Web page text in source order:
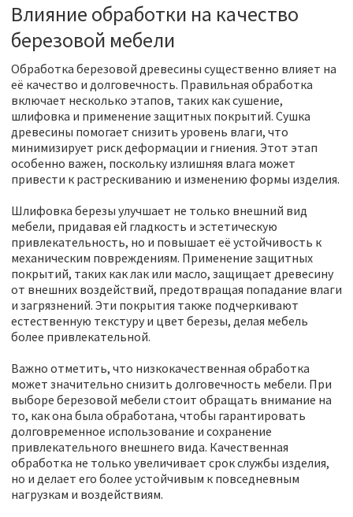
Влияние обработки на качество
березовой мебели
Обработка березовой древесины существенно влияет на
её качество и долговечность. Правильная обработка
включает несколько этапов, таких как сушение,
шлифовка и применение защитных покрытий. Сушка
древесины помогает снизить уровень влаги, что
минимизирует риск деформации и гниения. Этот этап
особенно важен, поскольку излишняя влага может
привести к растрескиванию и изменению формы изделия.
Шлифовка березы улучшает не только внешний вид
мебели, придавая ей гладкость и эстетическую
привлекательность, но и повышает её устойчивость к
механическим повреждениям. Применение защитных
покрытий, таких как лак или масло, защищает древесину
от внешних воздействий, предотвращая попадание влаги
и загрязнений. Эти покрытия также подчеркивают
естественную текстуру и цвет березы, делая мебель
более привлекательной.
Важно отметить, что низкокачественная обработка
может значительно снизить долговечность мебели. При
выборе березовой мебели стоит обращать внимание на
то, как она была обработана, чтобы гарантировать
долговременное использование и сохранение
привлекательного внешнего вида. Качественная
обработка не только увеличивает срок службы изделия,
но и делает его более устойчивым к повседневным
нагрузкам и воздействиям.